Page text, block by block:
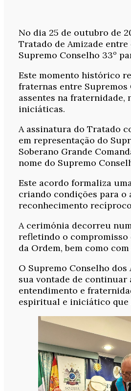
No dia 25 de outubro de
Tratado de Amizade
Supremo Conselho 33º
Este momento histórico
fraternas entre
assentes na
iniciáticas.
A assinatura do Tratado
em representação do
Soberano Grande
nome do Supremo
Este acordo formaliza
criando condições para
reconhecimento
A cerimónia decorreu
refletindo o compromisso
da Ordem, bem como
O Supremo Conselho
sua vontade de
entendimento e
espiritual e iniciático que